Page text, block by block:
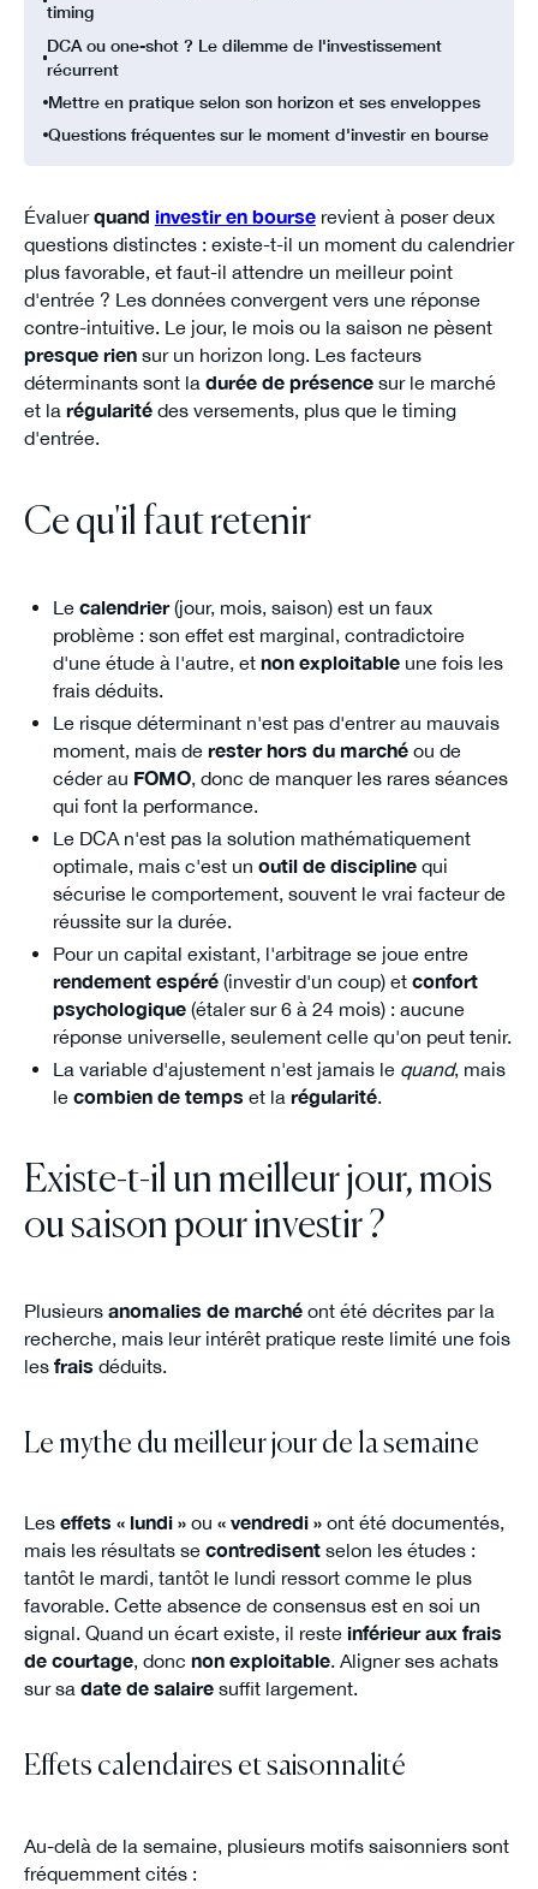
timing
DCA ou one-shot ? Le dilemme de l'investissement
récurrent
Mettre en pratique selon son horizon et ses enveloppes
Questions fréquentes sur le moment d'investir en bourse
Évaluerquand investir en bourserevient à poser deux
questions distinctes : existe-t-il un moment du calendrier
plus favorable, et faut-il attendre un meilleur point
d'entrée ? Les données convergent vers une réponse
contre-intuitive. Le jour, le mois ou la saison ne pèsent
presque riensur un horizon long. Les facteurs
déterminants sont la durée de présencesur le marché
et la régularitédes versements, plus que le timing
d'entrée.
Ce qu'il faut retenir
Le calendrier(jour, mois, saison) est un faux
problème : son effet est marginal, contradictoire
d'une étude à l'autre, et non exploitableune fois les
frais déduits.
Le risque déterminant n'est pas d'entrer au mauvais
moment, mais de rester hors du marchéou de
céder au FOMO, donc de manquer les rares séances
qui font la performance.
Le DCA n'est pas la solution mathématiquement
optimale, mais c'est un outil de disciplinequi
sécurise le comportement, souvent le vrai facteur de
réussite sur la durée.
Pour un capital existant, l'arbitrage se joue entre
rendement espéré(investir d'un coup) et confort
psychologique(étaler sur 6 à 24 mois) : aucune
réponse universelle, seulement celle qu'on peut tenir.
La variable d'ajustement n'est jamais le quand, mais
le combien de temps et la régularité.
Existe-t-il un meilleur jour, mois
ou saison pour investir ?
Plusieurs anomalies de marchéont été décrites par la
recherche, mais leur intérêt pratique reste limité une fois
les frais déduits.
Le mythe du meilleur jour de la semaine
Les effets « lundi »ou « vendredi »ont été documentés,
mais les résultats se contredisentselon les études :
tantôt le mardi, tantôt le lundi ressort comme le plus
favorable. Cette absence de consensus est en soi un
signal. Quand un écart existe, il reste inférieur aux frais
de courtage, donc non exploitable. Aligner ses achats
sur sa date de salairesuffit largement.
Effets calendaires et saisonnalité
Au-delà de la semaine, plusieurs motifs saisonniers sont
fréquemment cités :